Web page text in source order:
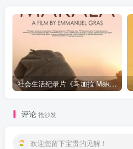
社会生活纪录片《马加拉 Makala》下载
评论 抢沙发
欢迎您留下宝贵的见解！